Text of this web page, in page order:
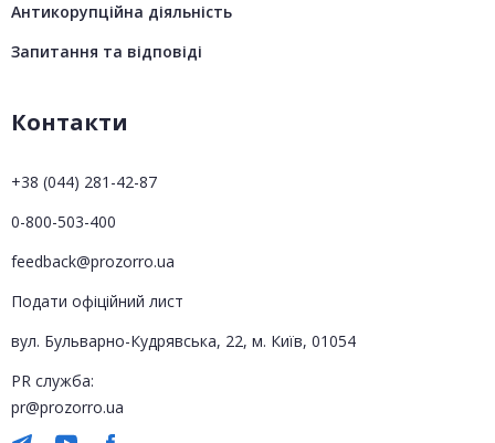
Антикорупційна діяльність
Запитання та відповіді
Контакти
+38 (044) 281-42-87
0-800-503-400
feedback@prozorro.ua
Подати офіційний лист
вул. Бульварно-Кудрявська, 22, м. Київ, 01054
PR служба:
pr@prozorro.ua